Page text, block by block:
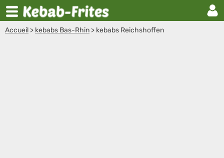
Accueil > kebabs Bas-Rhin > kebabs Reichshoffen